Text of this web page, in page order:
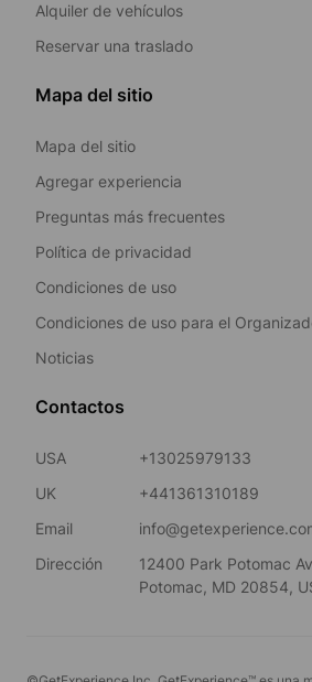
Alquiler de vehículos
Reservar una traslado
Mapa del sitio
Mapa del sitio
Agregar experiencia
Preguntas más frecuentes
Política de privacidad
Condiciones de uso
Condiciones de uso para el
Noticias
Contactos
USA
+13025979133
UK
+441361310189
Email
Dirección
12400 Park Potomac
Potomac, MD 20854,